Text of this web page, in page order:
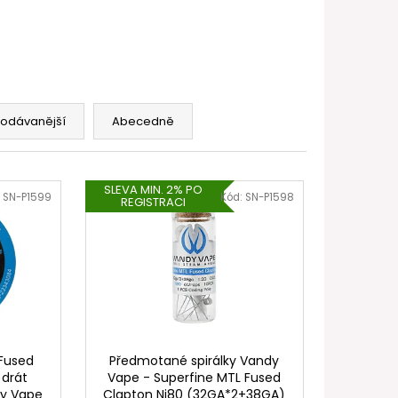
Abecedně
SN-P1599 SLEVA MIN. 2% PO
REGISTRACI
Předmotané spirálky Vandy
Vape - Superfine MTL Fused
Kód: SN-P1598
SS POD CARTRIDGE